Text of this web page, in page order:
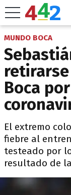
MUNDO BOCA
Boca
El extremo
fiebre al
testeado por
resultado de